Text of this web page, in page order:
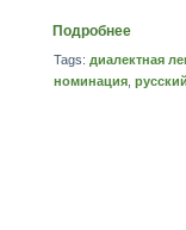
Подробнее
Tags: диалектная
номинация